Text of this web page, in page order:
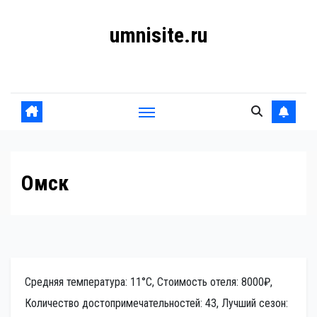
umnisite.ru
Омск
Средняя температура: 11°C, Стоимость отеля: 8000₽,
Количество достопримечательностей: 43, Лучший сезон: